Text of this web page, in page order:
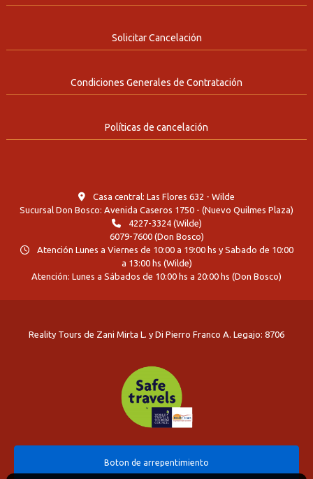
Solicitar Cancelación
Condiciones Generales de Contratación
Políticas de cancelación
Casa central: Las Flores 632 - Wilde
Sucursal Don Bosco: Avenida Caseros 1750 - (Nuevo Quilmes Plaza)
4227-3324 (Wilde)
6079-7600 (Don Bosco)
Atención Lunes a Viernes de 10:00 a 19:00 hs y Sabado de 10:00
a 13:00 hs (Wilde)
Atención: Lunes a Sábados de 10:00 hs a 20:00 hs (Don Bosco)
Reality Tours de Zani Mirta L. y Di Pierro Franco A. Legajo: 8706
Boton de arrepentimiento